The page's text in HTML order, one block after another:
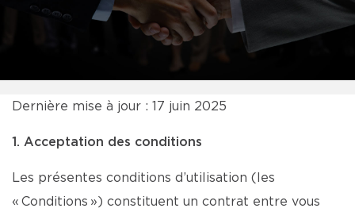
Dernière mise à jour : 17 juin 2025
1. Acceptation des conditions
Les présentes conditions d’utilisation (les
« Conditions ») constituent un contrat entre vous